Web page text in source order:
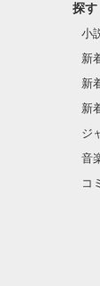
探す
小
新
新
新
ジ
音
コ